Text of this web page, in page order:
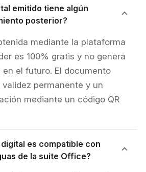
emitido tiene algún
posterior?
mediante la plataforma
es 100% gratis y no genera
el futuro. El documento
permanente y un
mediante un código QR
es compatible con
de la suite Office?